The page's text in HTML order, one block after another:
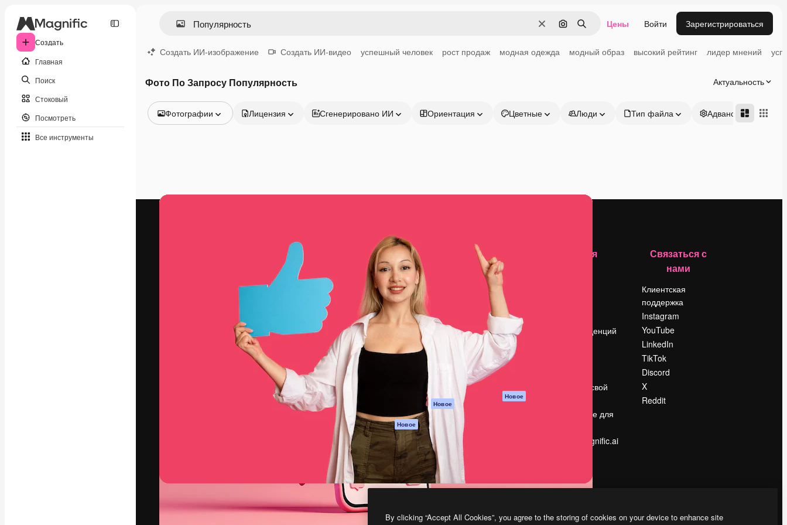
Создать
Главная
Поиск
Стоковый
Посмотреть
Все инструменты
ОчиститьПоиск по изображению
Поиск Цены Войти Зарегистрироваться
Создать ИИ-изображение Создать ИИ-видео успешный человек рост продаж модная одежда модный образ высокий рейтинг лидер мнений
Фото По Запросу Популярность Актуальность
Фотографии
Видео
Лицензия Сгенерировано ИИ Ориентация Цветные Люди Тип файла Адвансд
Креативная платформа для создания
ваших лучших работ. Более 1 миллиона
подписчиков среди креаторов,
предприятий, агентств и студий.
Pусский
Продукция
Spaces
ИИ-помощник
Генератор
изображений ИИ
Генератор видео
ИИ
Генератор голоса
Стоковый контент
Claude/ChatGPT
Новое
Агенты Новое
API
Мобильное
приложение
Все инструменты
Magnific
Начать
Academy
Документация по
Пакету ИИ
Служба
поддержки
Условия и
положения
Политика
конфиденциальности
Оригиналы
Новое
Политика файлов
cookie
Центр доверия
Партнеры
Предприятие
Компания
Поиск тенденций
Продайте свой
Помещение для
Ищете magnific.ai
Связаться с
нами
Клиентская
поддержка
Instagram
YouTube
LinkedIn
TikTok
Discord
X
Reddit
By clicking “Accept All Cookies”, you agree to the storing of cookies on your device to enhance site